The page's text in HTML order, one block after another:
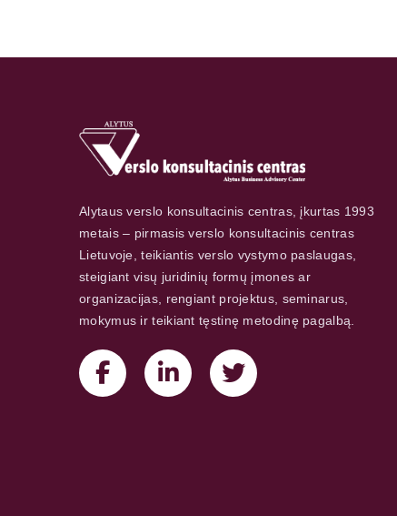
Alytaus verslo konsultacinis centras, įkurtas 1993
metais – pirmasis verslo konsultacinis centras
Lietuvoje, teikiantis verslo vystymo paslaugas,
steigiant visų juridinių formų įmones ar
organizacijas, rengiant projektus, seminarus,
mokymus ir teikiant tęstinę metodinę pagalbą.